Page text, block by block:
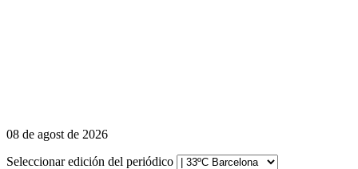
08 de agost de 2026
Seleccionar edición del periódico